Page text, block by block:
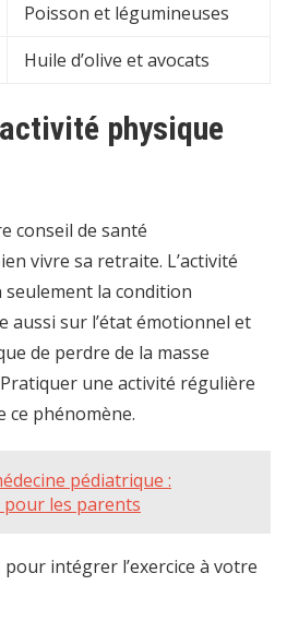
Poisson et légumineuses
Huile d’olive et avocats
physique
conseil de santé
vivre sa retraite. L’activité
la condition
aussi sur l’état émotionnel et
de perdre de la masse
une activité régulière
phénomène.
pédiatrique :
les parents
intégrer l’exercice à votre